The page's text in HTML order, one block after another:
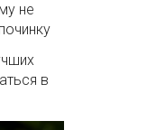
не
в